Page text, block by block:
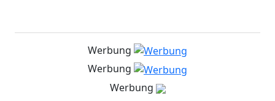
Werbung
Werbung
Werbung